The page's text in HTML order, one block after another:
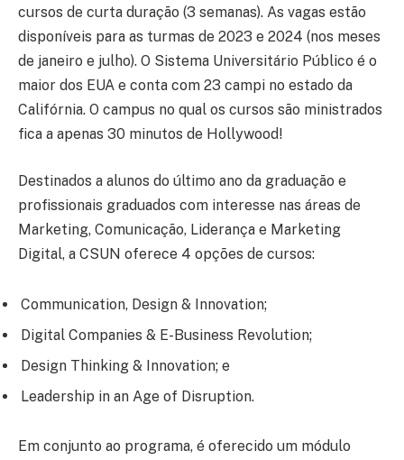
cursos de curta duração (3 semanas). As vagas estão
disponíveis para as turmas de 2023 e 2024 (nos meses
de janeiro e julho). O Sistema Universitário Público é o
maior dos EUA e conta com 23 campi no estado da
Califórnia. O campus no qual os cursos são ministrados
fica a apenas 30 minutos de Hollywood!
Destinados a alunos do último ano da graduação e
profissionais graduados com interesse nas áreas de
Marketing, Comunicação, Liderança e Marketing
Digital, a CSUN oferece 4 opções de cursos:
Communication, Design & Innovation;
Digital Companies & E-Business Revolution;
Design Thinking & Innovation; e
Leadership in an Age of Disruption.
Em conjunto ao programa, é oferecido um módulo